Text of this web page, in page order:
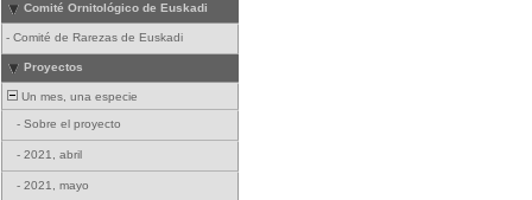
Comité Ornitológico de Euskadi
- Comité de Rarezas de Euskadi
Proyectos
Un mes, una especie
- Sobre el proyecto
- 2021, abril
- 2021, mayo